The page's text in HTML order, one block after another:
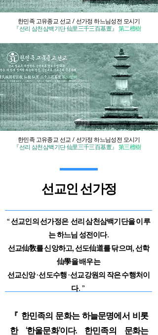
한민족 고유종교 선교 / 선가정 하느님성전 모시기
『선리 삼천삼백기단 仙里三千三百基亶』 第二檀樹
한민족 고유종교 선교 / 선가정 하느님성전 모시기
『선리 삼천삼백기단 仙里三千三百基亶』 第三檀樹
선교인 선가정
“ 선교인의 선가정은 선리 삼천삼백기단을 이루
는 하느님 성전이다.
선교仙敎를 신앙하고, 선도仙道를 닦으며, 선학
仙學을 배우는
선교신앙·선도수행·선교강원의 작은 수행처이
다. ”
『 한민족의 문화는 하늘문명에서 비롯
한 ‘한울문화’이다. 한민족의 문화는